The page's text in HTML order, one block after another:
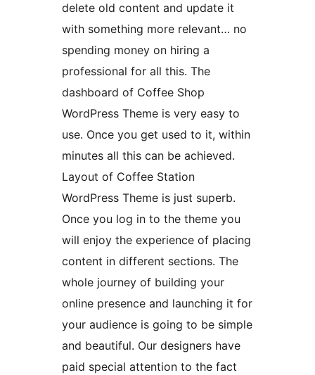
delete old content and update it
with something more relevant… no
spending money on hiring a
professional for all this. The
dashboard of Coffee Shop
WordPress Theme is very easy to
use. Once you get used to it, within
minutes all this can be achieved.
Layout of Coffee Station
WordPress Theme is just superb.
Once you log in to the theme you
will enjoy the experience of placing
content in different sections. The
whole journey of building your
online presence and launching it for
your audience is going to be simple
and beautiful. Our designers have
paid special attention to the fact